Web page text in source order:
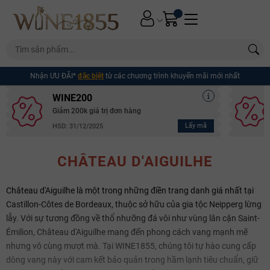
Nhận ƯU ĐÃI* đặc biệt từ các chương trình khuyến mãi mới nhất
WINE200
Giảm 200k giá trị đơn hàng
HSD: 31/12/2025 Lấy mã
CHÂTEAU D'AIGUILHE
Château d'Aiguilhe là một trong những điền trang danh giá nhất tại
Castillon-Côtes de Bordeaux, thuộc sở hữu của gia tộc Neipperg lừng
lẫy. Với sự tương đồng về thổ nhưỡng đá vôi như vùng lân cận Saint-
Émilion, Château d'Aiguilhe mang đến phong cách vang mạnh mẽ
nhưng vô cùng mượt mà. Tại WINE1855, chúng tôi tự hào cung cấp
dòng vang này với cam kết bảo quản trong hầm lạnh tiêu chuẩn, giữ